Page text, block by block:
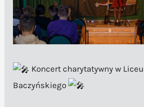
Koncert charytatywny w
Baczyńskiego